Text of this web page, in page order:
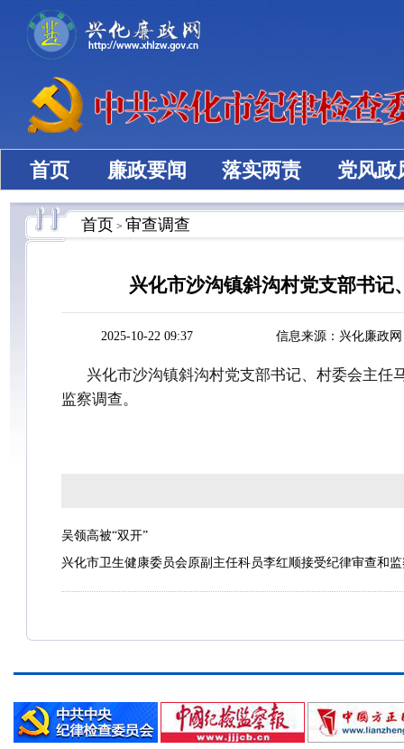
首页 廉政要闻 落实两责 党风政
首页 > 审查调查
兴化市沙沟镇斜沟村党支部书
2025-10-22 09:37 信息来源：兴化廉政网
兴化市沙沟镇斜沟村党支部书记、村委会主任
监察调查。
吴领高被“双开”
兴化市卫生健康委员会原副主任科员李红顺接受纪律审查和